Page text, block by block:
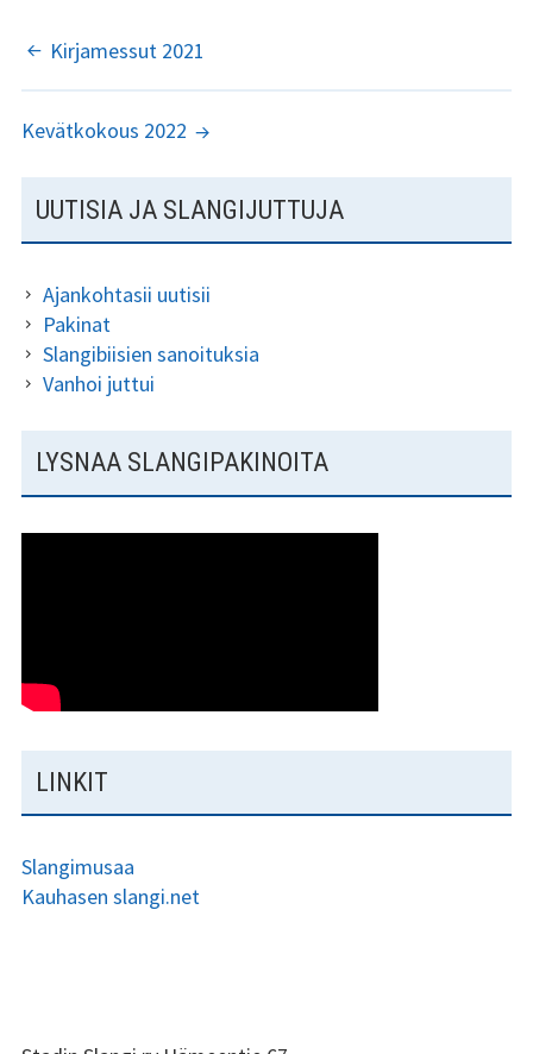
Kundi ja Friidu 2015
Kundi ja Friidu 2016
Kundi ja Friidu 2018
Lafka
Yhteystiedot
o
k
ARTIKKELIEN
SELAUS
Kirjamessut 2021
Kevätkokous 2022
SIVUPALKKI
UUTISIA JA SLANGIJUTTUJA
Ajankohtasii uutisii
Pakinat
Slangibiisien sanoituksia
Vanhoi juttui
LYSNAA SLANGIPAKINOITA
LINKIT
Slangimusaa
Kauhasen slangi.net